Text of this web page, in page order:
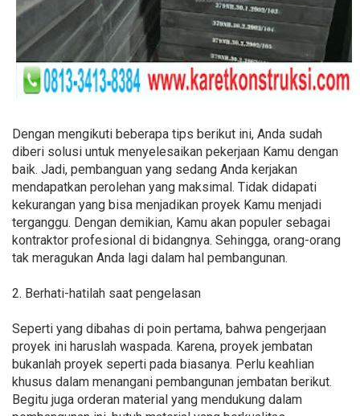
Dengan mengikuti beberapa tips berikut ini, Anda sudah
diberi solusi untuk menyelesaikan pekerjaan Kamu dengan
baik. Jadi, pembanguan yang sedang Anda kerjakan
mendapatkan perolehan yang maksimal. Tidak didapati
kekurangan yang bisa menjadikan proyek Kamu menjadi
terganggu. Dengan demikian, Kamu akan populer sebagai
kontraktor profesional di bidangnya. Sehingga, orang-orang
tak meragukan Anda lagi dalam hal pembangunan.
2. Berhati-hatilah saat pengelasan
Seperti yang dibahas di poin pertama, bahwa pengerjaan
proyek ini haruslah waspada. Karena, proyek jembatan
bukanlah proyek seperti pada biasanya. Perlu keahlian
khusus dalam menangani pembangunan jembatan berikut.
Begitu juga orderan material yang mendukung dalam